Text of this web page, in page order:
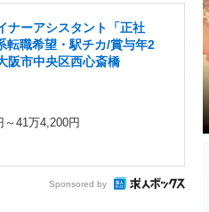
ナーアシスタント「正社
転職希望・駅チカ/賞与年2
阪市中央区西心斎橋
～41万4,200円
Sponsored by